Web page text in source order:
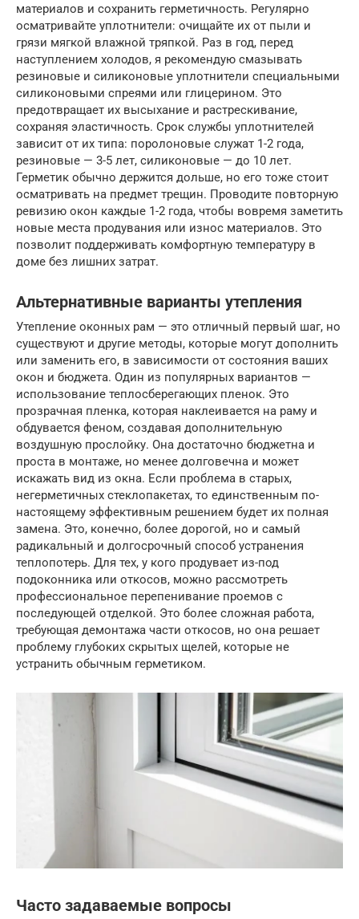
материалов и сохранить герметичность. Регулярно
осматривайте уплотнители: очищайте их от пыли и
грязи мягкой влажной тряпкой. Раз в год, перед
наступлением холодов, я рекомендую смазывать
резиновые и силиконовые уплотнители специальными
силиконовыми спреями или глицерином. Это
предотвращает их высыхание и растрескивание,
сохраняя эластичность. Срок службы уплотнителей
зависит от их типа: поролоновые служат 1-2 года,
резиновые — 3-5 лет, силиконовые — до 10 лет.
Герметик обычно держится дольше, но его тоже стоит
осматривать на предмет трещин. Проводите повторную
ревизию окон каждые 1-2 года, чтобы вовремя заметить
новые места продувания или износ материалов. Это
позволит поддерживать комфортную температуру в
доме без лишних затрат.
Альтернативные варианты утепления
Утепление оконных рам — это отличный первый шаг, но
существуют и другие методы, которые могут дополнить
или заменить его, в зависимости от состояния ваших
окон и бюджета. Один из популярных вариантов —
использование теплосберегающих пленок. Это
прозрачная пленка, которая наклеивается на раму и
обдувается феном, создавая дополнительную
воздушную прослойку. Она достаточно бюджетна и
проста в монтаже, но менее долговечна и может
искажать вид из окна. Если проблема в старых,
негерметичных стеклопакетах, то единственным по-
настоящему эффективным решением будет их полная
замена. Это, конечно, более дорогой, но и самый
радикальный и долгосрочный способ устранения
теплопотерь. Для тех, у кого продувает из-под
подоконника или откосов, можно рассмотреть
профессиональное перепенивание проемов с
последующей отделкой. Это более сложная работа,
требующая демонтажа части откосов, но она решает
проблему глубоких скрытых щелей, которые не
устранить обычным герметиком.
Часто задаваемые вопросы